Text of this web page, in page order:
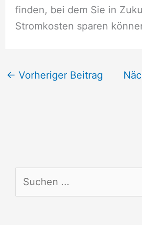
finden, bei dem Sie in
Stromkosten sparen
← Vorheriger Beitrag
u